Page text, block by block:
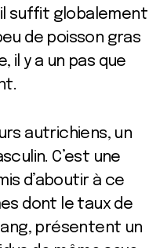
suffit globalement
de poisson gras
il y a un pas que
autrichiens, un
C’est une
d’aboutir à ce
dont le taux de
présentent un